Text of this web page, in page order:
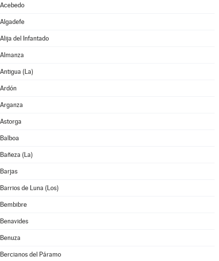
Acebedo
Algadefe
Alija del Infantado
Almanza
Antigua (La)
Ardón
Arganza
Astorga
Balboa
Bañeza (La)
Barjas
Barrios de Luna (Los)
Bembibre
Benavides
Benuza
Bercianos del Páramo